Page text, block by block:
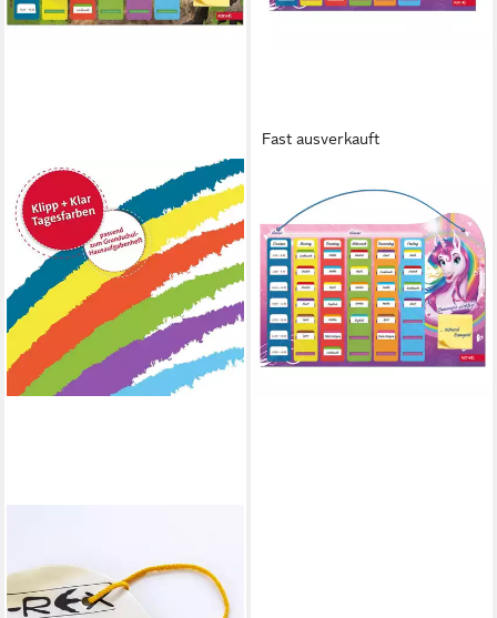
Stundenplan Steck Fix A3
Grundschule Dinosaurier,
Fast ausverkauft
Schülerkalender Roth
Stundenplan Einhorn SteckFix
DIN A3
ab 16,68 €
lieferbar - in 2-3 Werktagen bei dir